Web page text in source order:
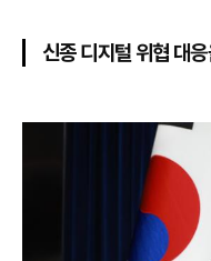
신종 디지털 위협 대